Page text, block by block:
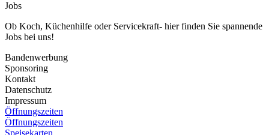
Jobs
Ob Koch, Küchenhilfe oder Servicekraft- hier finden Sie spannende
Jobs bei uns!
Bandenwerbung
Sponsoring
Kontakt
Datenschutz
Impressum
Öffnungszeiten
Öffnungszeiten
Speisekarten